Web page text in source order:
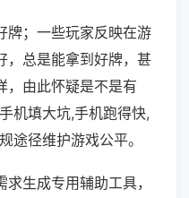
牌；一些玩家反映在游
，总是能拿到好牌，甚
，由此怀疑是不是有
机填大坑,手机跑得快,
途径维护游戏公平。
生成专用辅助工具，